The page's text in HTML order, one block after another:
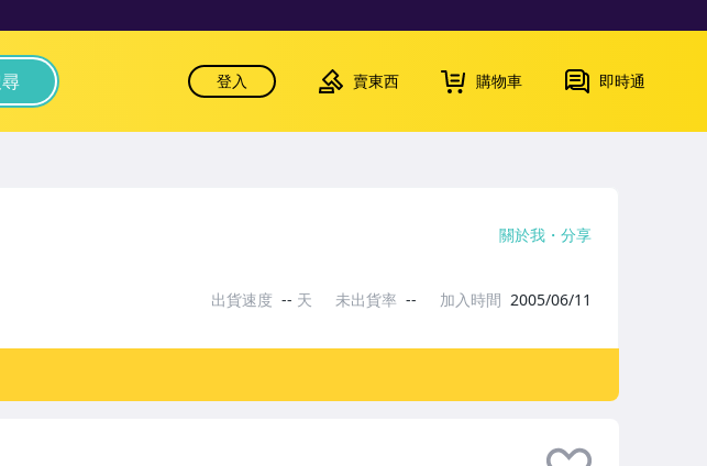
登入 賣東西 購物車 即時通
關於我 分享
出貨速度 -- 天 未出貨率 -- 加入時間 2005/06/11